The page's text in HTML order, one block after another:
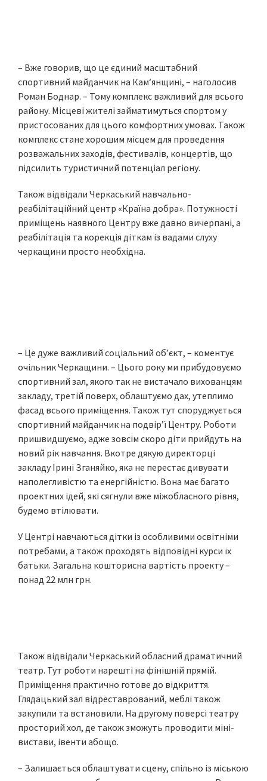
– Вже говорив, що це єдиний масштабний
спортивний майданчик на Кам‘янщині, – наголосив
Роман Боднар. – Тому комплекс важливий для всього
району. Місцеві жителі займатимуться спортом у
пристосованих для цього комфортних умовах. Також
комплекс стане хорошим місцем для проведення
розважальних заходів, фестивалів, концертів, що
підсилить туристичний потенціал регіону.
Також відвідали Черкаський навчально-
реабілітаційний центр «Країна добра». Потужності
приміщень наявного Центру вже давно вичерпані, а
реабілітація та корекція діткам із вадами слуху
черкащини просто необхідна.
– Це дуже важливий соціальний об’єкт, – коментує
очільник Черкащини. – Цього року ми прибудовуємо
спортивний зал, якого так не вистачало вихованцям
закладу, третій поверх, облаштуємо дах, утеплимо
фасад всього приміщення. Також тут споруджується
спортивний майданчик на подвір’ї Центру. Роботи
пришвидшуємо, адже зовсім скоро діти прийдуть на
новий рік навчання. Вкотре дякую директорці
закладу Ірині Зганяйко, яка не перестає дивувати
наполегливістю та енергійністю. Вона має багато
проектних ідей, які сягнули вже міжобласного рівня,
будемо втілювати.
У Центрі навчаються дітки із особливими освітніми
потребами, а також проходять відповідні курси їх
батьки. Загальна кошторисна вартість проекту –
понад 22 млн грн.
Також відвідали Черкаський обласний драматичний
театр. Тут роботи нарешті на фінішній прямій.
Приміщення практично готове до відкриття.
Глядацький зал відреставрований, меблі також
закупили та встановили. На другому поверсі театру
просторий хол, де також зможуть проводити міні-
вистави, івенти абощо.
– Залишається облаштувати сцену, спільно із міською